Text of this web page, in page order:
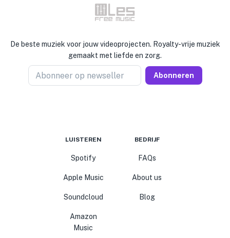
De beste muziek voor jouw videoprojecten. Royalty-vrije muziek
gemaakt met liefde en zorg.
Abonneer op newseller Abonneren
LUISTEREN
Spotify
Apple Music
Soundcloud
Amazon
Music
BEDRIJF
FAQs
About us
Blog